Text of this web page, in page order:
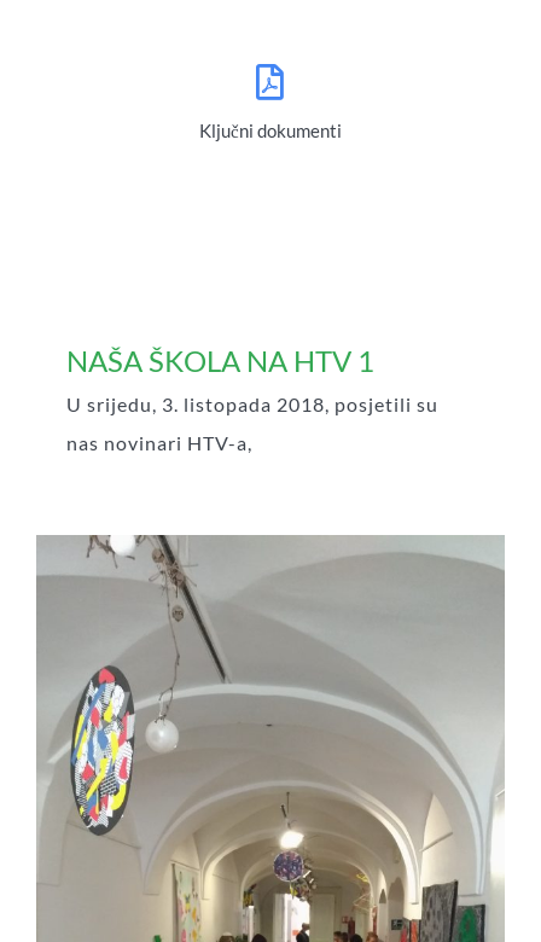
Ključni dokumenti
NAŠA ŠKOLA NA HTV 1
U srijedu, 3. listopada 2018, posjetili su
nas novinari HTV-a,